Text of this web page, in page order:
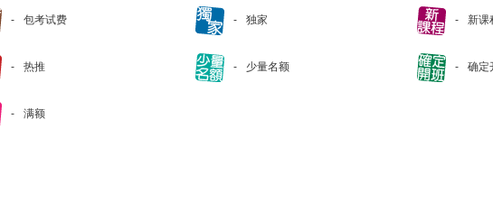
包考试费 独家 新课
热推 少量名额 确定
满额